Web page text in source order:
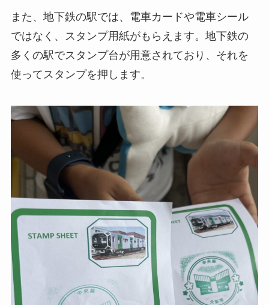
また、地下鉄の駅では、電車カードや電車シール
ではなく、スタンプ用紙がもらえます。地下鉄の
多くの駅でスタンプ台が用意されており、それを
使ってスタンプを押します。